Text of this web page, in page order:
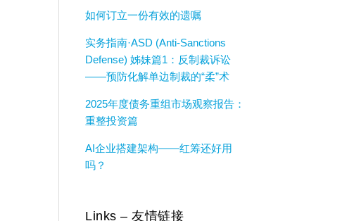
如何订立一份有效的遗嘱
实务指南·ASD (Anti-Sanctions
Defense) 姊妹篇1：反制裁诉讼
——预防化解单边制裁的“柔”术
2025年度债务重组市场观察报告：
重整投资篇
AI企业搭建架构——红筹还好用
吗？
Links – 友情链接